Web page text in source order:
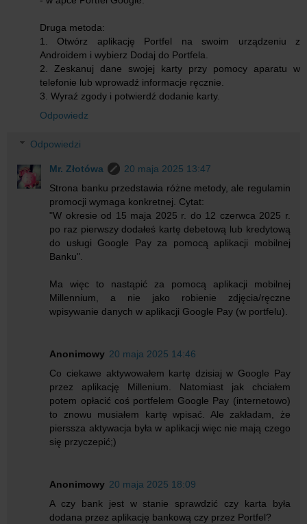
Druga metoda:
1. Otwórz aplikację Portfel na swoim urządzeniu z
Androidem i wybierz Dodaj do Portfela.
2. Zeskanuj dane swojej karty przy pomocy aparatu w
telefonie lub wprowadź informacje ręcznie.
3. Wyraź zgody i potwierdź dodanie karty.
Odpowiedz
Odpowiedzi
Mr. Złotówa
20 maja 2025 13:47
Strona banku przedstawia różne metody, ale regulamin
promocji wymaga konkretnej. Cytat:
"W okresie od 15 maja 2025 r. do 12 czerwca 2025 r.
po raz pierwszy dodałeś kartę debetową lub kredytową
do usługi Google Pay za pomocą aplikacji mobilnej
Banku".
Ma więc to nastąpić za pomocą aplikacji mobilnej
Millennium, a nie jako robienie zdjęcia/ręczne
wpisywanie danych w aplikacji Google Pay (w portfelu).
Anonimowy 20 maja 2025 14:46
Co ciekawe aktywowałem kartę dzisiaj w Google Pay
przez aplikację Millenium. Natomiast jak chciałem
potem opłacić coś portfelem Google Pay (internetowo)
to znowu musiałem kartę wpisać. Ale zakładam, że
pierssza aktywacja była w aplikacji więc nie mają czego
się przyczepić;)
Anonimowy 20 maja 2025 18:09
A czy bank jest w stanie sprawdzić czy karta była
dodana przez aplikację bankową czy przez Portfel?